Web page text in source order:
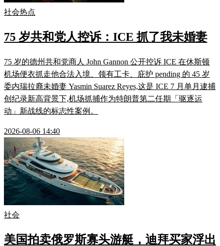
社会热点
75 岁共和党人控诉：ICE 抓了我未婚妻
75 岁的德州共和党商人 John Gannon 公开控诉 ICE 在休斯顿
机场便衣抓走他合法入境、领有工卡、庇护 pending 的 45 岁
委内瑞拉裔未婚妻 Yasmin Suarez Reyes,这是 ICE 7 月单月逮捕
创纪录新高背景下,机场抓捕作为特朗普第二任期「驱逐运
动」新战线的标志性案例。
2026-08-06 14:40
社会
美国拍卖俄罗斯寡头游艇，迪拜买家浮出